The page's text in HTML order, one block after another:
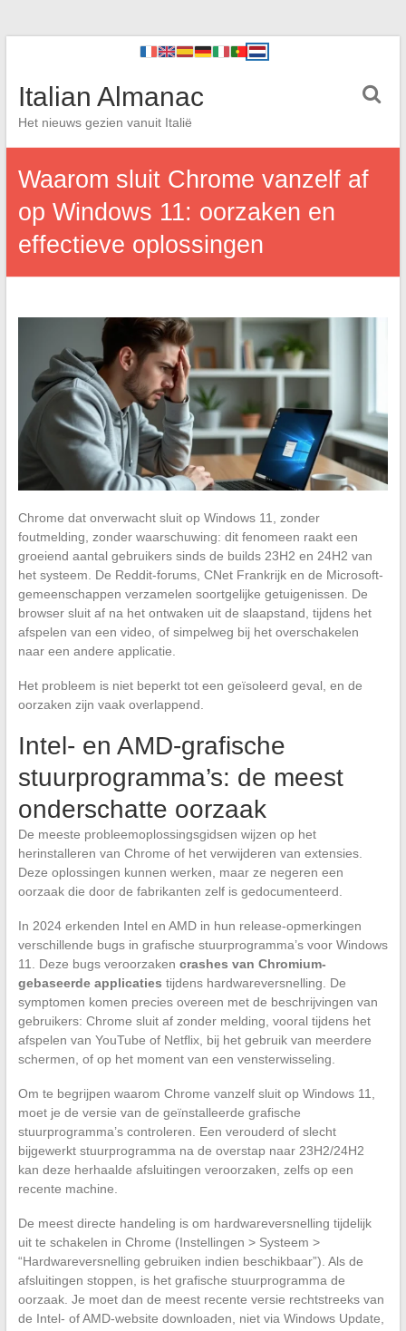
Italian Almanac
Het nieuws gezien vanuit Italië
Waarom sluit Chrome vanzelf af
op Windows 11: oorzaken en
effectieve oplossingen
Chrome dat onverwacht sluit op Windows 11, zonder
foutmelding, zonder waarschuwing: dit fenomeen raakt een
groeiend aantal gebruikers sinds de builds 23H2 en 24H2 van
het systeem. De Reddit-forums, CNet Frankrijk en de Microsoft-
gemeenschappen verzamelen soortgelijke getuigenissen. De
browser sluit af na het ontwaken uit de slaapstand, tijdens het
afspelen van een video, of simpelweg bij het overschakelen
naar een andere applicatie.
Het probleem is niet beperkt tot een geïsoleerd geval, en de
oorzaken zijn vaak overlappend.
Intel- en AMD-grafische
stuurprogramma’s: de meest
onderschatte oorzaak
De meeste probleemoplossingsgidsen wijzen op het
herinstalleren van Chrome of het verwijderen van extensies.
Deze oplossingen kunnen werken, maar ze negeren een
oorzaak die door de fabrikanten zelf is gedocumenteerd.
In 2024 erkenden Intel en AMD in hun release-opmerkingen
verschillende bugs in grafische stuurprogramma’s voor Windows
11. Deze bugs veroorzaken crashes van Chromium-
gebaseerde applicaties tijdens hardwareversnelling. De
symptomen komen precies overeen met de beschrijvingen van
gebruikers: Chrome sluit af zonder melding, vooral tijdens het
afspelen van YouTube of Netflix, bij het gebruik van meerdere
schermen, of op het moment van een vensterwisseling.
Om te begrijpen waarom Chrome vanzelf sluit op Windows 11,
moet je de versie van de geïnstalleerde grafische
stuurprogramma’s controleren. Een verouderd of slecht
bijgewerkt stuurprogramma na de overstap naar 23H2/24H2
kan deze herhaalde afsluitingen veroorzaken, zelfs op een
recente machine.
De meest directe handeling is om hardwareversnelling tijdelijk
uit te schakelen in Chrome (Instellingen > Systeem >
“Hardwareversnelling gebruiken indien beschikbaar”). Als de
afsluitingen stoppen, is het grafische stuurprogramma de
oorzaak. Je moet dan de meest recente versie rechtstreeks van
de Intel- of AMD-website downloaden, niet via Windows Update,